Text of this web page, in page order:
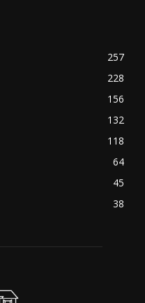
257
228
156
132
118
64
45
38